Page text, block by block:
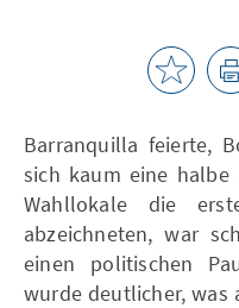
Barranquilla feierte,
sich kaum eine halbe
Wahllokale die
abzeichneten, war
einen politischen
wurde deutlicher, was